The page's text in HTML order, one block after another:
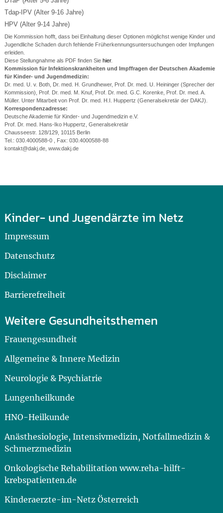
Tdap-IPV (Alter 9-16 Jahre)
HPV (Alter 9-14 Jahre)
Die Kommission hofft, dass bei Einhaltung dieser Optionen möglichst wenige Kinder und
Jugendliche Schaden durch fehlende Früherkennungsuntersuchungen oder Impfungen
erleiden.
Diese Stellungnahme als PDF finden Sie hier.
Kommission für Infektionskrankheiten und Impffragen der Deutschen Akademie
für Kinder- und Jugendmedizin:
Dr. med. U. v. Both, Dr. med. H. Grundhewer, Prof. Dr. med. U. Heininger (Sprecher der
Kommission), Prof. Dr. med. M. Knuf, Prof. Dr. med. G.C. Korenke, Prof. Dr. med. A.
Müller. Unter Mitarbeit von Prof. Dr. med. H.I. Huppertz (Generalsekretär der DAKJ).
Korrespondenzadresse:
Deutsche Akademie für Kinder- und Jugendmedizin e.V.
Prof. Dr. med. Hans-Iko Huppertz, Generalsekretär
Chausseestr. 128/129, 10115 Berlin
Tel.: 030.4000588-0 , Fax: 030.4000588-88
kontakt@dakj.de, www.dakj.de
Kinder- und Jugendärzte im Netz
Impressum
Datenschutz
Disclaimer
Barrierefreiheit
Weitere Gesundheitsthemen
Frauengesundheit
Allgemeine & Innere Medizin
Neurologie & Psychiatrie
Lungenheilkunde
HNO-Heilkunde
Anästhesiologie, Intensivmedizin, Notfallmedizin &
Schmerzmedizin
Onkologische Rehabilitation www.reha-hilft-
krebspatienten.de
Kinderaerzte-im-Netz Österreich